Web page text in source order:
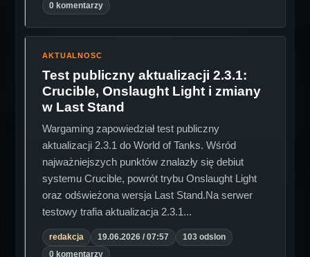
0 komentarzy
AKTUALNOSC
Test publiczny aktualizacji 2.3.1:
Crucible, Onslaught Light i zmiany
w Last Stand
Wargaming zapowiedział test publiczny
aktualizacji 2.3.1 do World of Tanks. Wśród
najważniejszych punktów znalazły się debiut
systemu Crucible, powrót trybu Onslaught Light
oraz odświeżona wersja Last Stand.Na serwer
testowy trafia aktualizacja 2.3.1...
redakcja 19.06.2026 / 07:57
103 odslon
0 komentarzy